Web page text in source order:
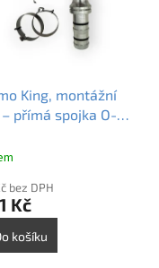
King, montážní
přímá spojka O-
bez DPH
Kč
košíku